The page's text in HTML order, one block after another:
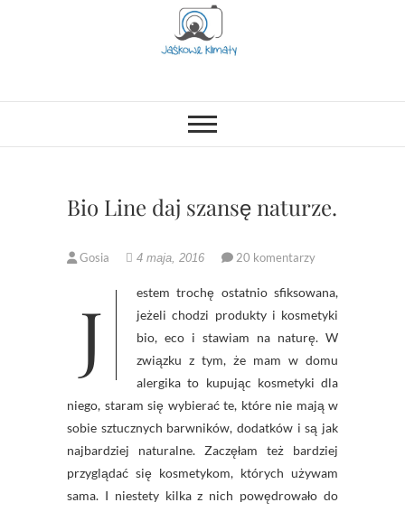
Jaśkowe klimaty-
Blog rodzicielsko-
lifestylowy
CIEKAWE PROJEKTY DIY Z
Bio Line daj szansę naturze.
Gosia 4 maja, 2016 20 komentarzy
Jestem trochę ostatnio sfiksowana,
jeżeli chodzi produkty i kosmetyki
bio, eco i stawiam na naturę. W
związku z tym, że mam w domu
alergika to kupując kosmetyki dla
niego, staram się wybierać te, które nie mają w
sobie sztucznych barwników, dodatków i są jak
najbardziej naturalne. Zaczęłam też bardziej
przyglądać się kosmetykom, których używam
sama. I niestety kilka z nich powędrowało do